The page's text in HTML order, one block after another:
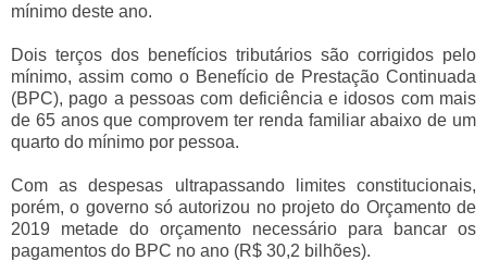
mínimo deste ano.
Dois terços dos benefícios tributários são corrigidos pelo
mínimo, assim como o Benefício de Prestação Continuada
(BPC), pago a pessoas com deficiência e idosos com mais
de 65 anos que comprovem ter renda familiar abaixo de um
quarto do mínimo por pessoa.
Com as despesas ultrapassando limites constitucionais,
porém, o governo só autorizou no projeto do Orçamento de
2019 metade do orçamento necessário para bancar os
pagamentos do BPC no ano (R$ 30,2 bilhões).